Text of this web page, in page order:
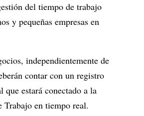
del tiempo de trabajo
y pequeñas empresas en
independientemente de
contar con un registro
estará conectado a la
Trabajo en tiempo real.